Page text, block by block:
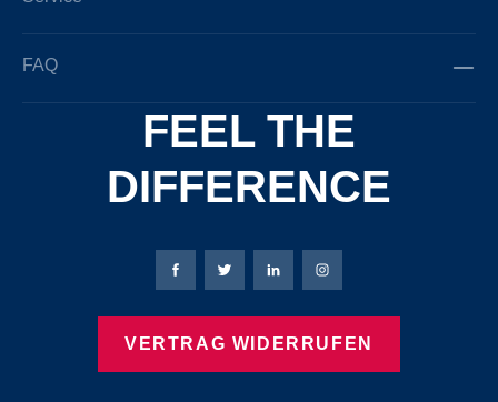
FAQ
FEEL THE
DIFFERENCE
Bierbaum-Proenen Facebook-Seite
Bierbaum-Proenen Twitter Seite
Bierbaum-Proenen LinkedIn
Bierbaum-Proenen
VERTRAG WIDERRUFEN